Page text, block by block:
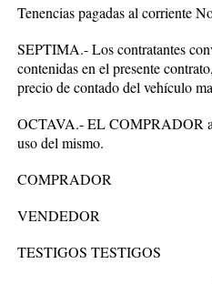
Tenencias pagadas al corriente
SEPTIMA.- Los contratantes
contenidas en el presente
precio de contado del vehículo
OCTAVA.- EL COMPRADOR
uso del mismo.
COMPRADOR
VENDEDOR
TESTIGOS TESTIGOS